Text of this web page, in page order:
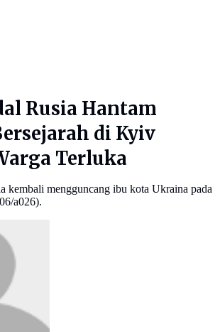
Rusia Hantam
di Kyiv
Terluka
kembali mengguncang ibu kota Ukraina pada
a026).